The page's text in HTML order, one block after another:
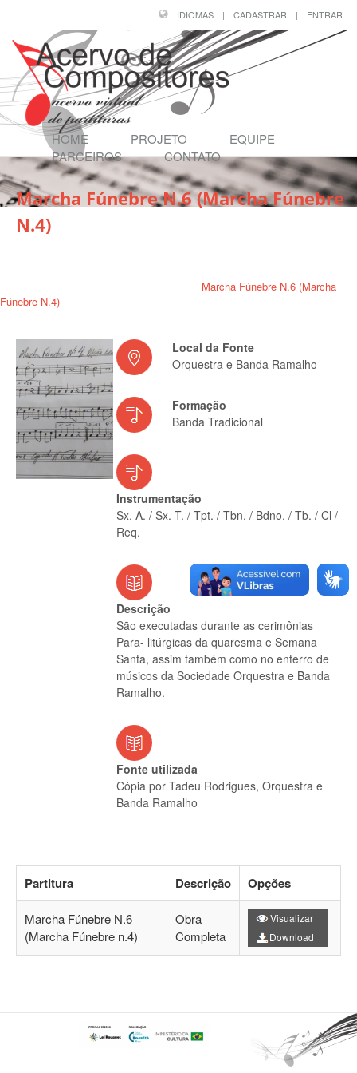
IDIOMAS | CADASTRAR | ENTRAR
HOME PROJETO
EQUIPE
PARCEIROS
CONTATO
Marcha Fúnebre N.6 (Marcha Fúnebre
N.4)
Marcha Fúnebre N.6 (Marcha
Fúnebre N.4)
Local da Fonte
Orquestra e Banda Ramalho
Formação
Banda Tradicional
Instrumentação
Sx. A. / Sx. T. / Tpt. / Tbn. / Bdno. / Tb. / Cl /
Req.
Descrição
São executadas durante as cerimônias
Para- litúrgicas da quaresma e Semana
Santa, assim também como no enterro de
músicos da Sociedade Orquestra e Banda
Ramalho.
Fonte utilizada
Cópia por Tadeu Rodrigues, Orquestra e
Banda Ramalho
Partitura Descrição Opções
Marcha Fúnebre N.6
(Marcha Fúnebre n.4)
Obra
Completa
Visualizar
Download